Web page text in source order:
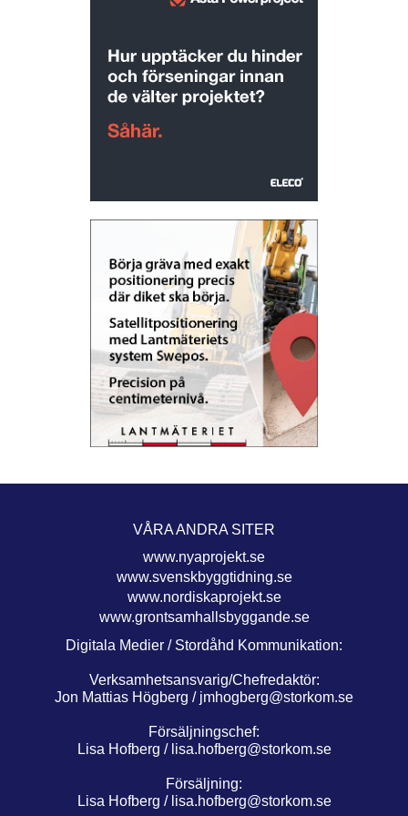
VÅRA ANDRA SITER
www.nyaprojekt.se
www.svenskbyggtidning.se
www.nordiskaprojekt.se
www.grontsamhallsbyggande.se
Digitala Medier / Stordåhd Kommunikation:
Verksamhetsansvarig/Chefredaktör:
Jon Mattias Högberg / jmhogberg@storkom.se
Försäljningschef:
Lisa Hofberg / lisa.hofberg@storkom.se
Försäljning:
Lisa Hofberg / lisa.hofberg@storkom.se